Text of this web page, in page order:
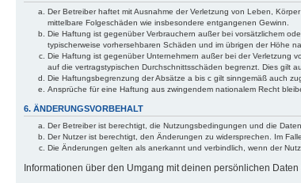
Der Betreiber haftet mit Ausnahme der Verletzung von Leben,
mittelbare Folgeschäden wie insbesondere entgangenen Gewinn.
Die Haftung ist gegenüber Verbrauchern außer bei vorsätzlichem
typischerweise vorhersehbaren Schäden und im übrigen der Höhe
Die Haftung ist gegenüber Unternehmern außer bei der Verletzung
auf die vertragstypischen Durchschnittsschäden begrenzt. Dies gilt
Die Haftungsbegrenzung der Absätze a bis c gilt sinngemäß auch
Ansprüche für eine Haftung aus zwingendem nationalem Recht
6. ÄNDERUNGSVORBEHALT
Der Betreiber ist berechtigt, die Nutzungsbedingungen und die
Der Nutzer ist berechtigt, den Änderungen zu widersprechen. Im
Die Änderungen gelten als anerkannt und verbindlich, wenn der
Informationen über den Umgang mit deinen persönlichen